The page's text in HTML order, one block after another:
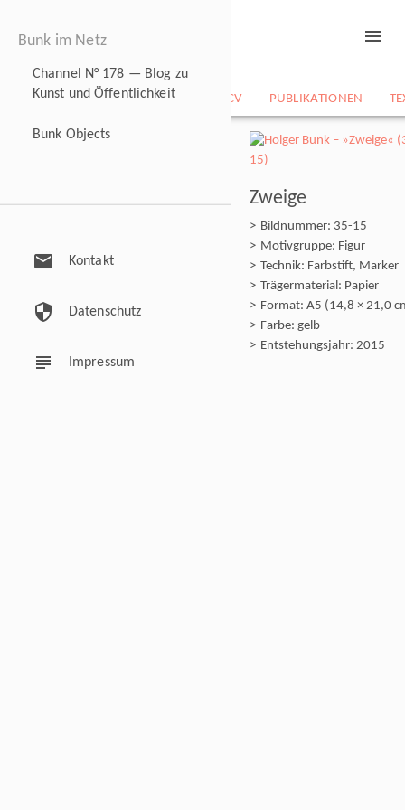
NEWS BILDARCHIV CV PUBLIKATIONEN
menu
Bunk im Netz
Channel N° 178 — Blog zu
Kunst und Öffentlichkeit
Bunk Objects
mail Kontakt
security Datenschutz
subject Impressum
Zweige
Bildnummer: 35-15
Motivgruppe: Figur
Technik: Farbstift, Marker
Trägermaterial: Papier
Format: A5 (14,8 × 21,0
Farbe: gelb
Entstehungsjahr: 2015